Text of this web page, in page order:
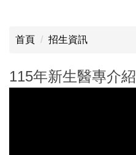
首頁 招生資訊
115年新生醫專介紹